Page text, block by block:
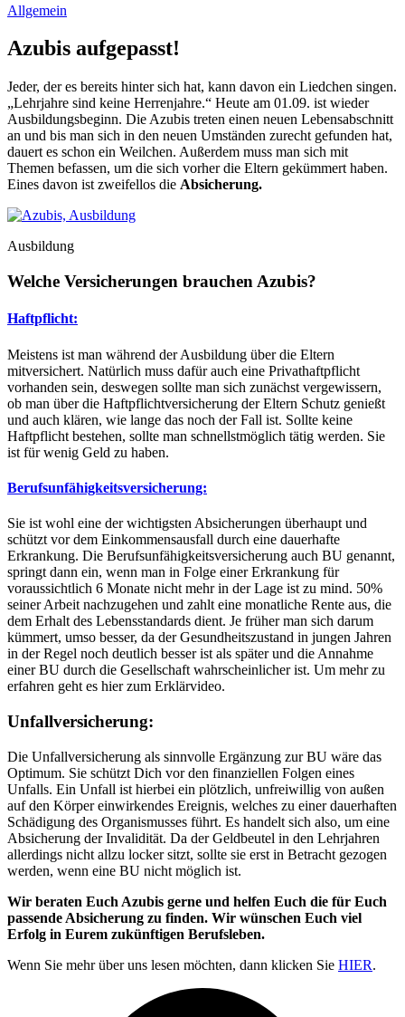
Allgemein
Azubis aufgepasst!
Jeder, der es bereits hinter sich hat, kann davon ein Liedchen singen.
„Lehrjahre sind keine Herrenjahre.“ Heute am 01.09. ist wieder
Ausbildungsbeginn. Die Azubis treten einen neuen Lebensabschnitt
an und bis man sich in den neuen Umständen zurecht gefunden hat,
dauert es schon ein Weilchen. Außerdem muss man sich mit
Themen befassen, um die sich vorher die Eltern gekümmert haben.
Eines davon ist zweifellos die Absicherung.
Ausbildung
Welche Versicherungen brauchen Azubis?
Haftpflicht:
Meistens ist man während der Ausbildung über die Eltern
mitversichert. Natürlich muss dafür auch eine Privathaftpflicht
vorhanden sein, deswegen sollte man sich zunächst vergewissern,
ob man über die Haftpflichtversicherung der Eltern Schutz genießt
und auch klären, wie lange das noch der Fall ist. Sollte keine
Haftpflicht bestehen, sollte man schnellstmöglich tätig werden. Sie
ist für wenig Geld zu haben.
Berufsunfähigkeitsversicherung:
Sie ist wohl eine der wichtigsten Absicherungen überhaupt und
schützt vor dem Einkommensausfall durch eine dauerhafte
Erkrankung. Die Berufsunfähigkeitsversicherung auch BU genannt,
springt dann ein, wenn man in Folge einer Erkrankung für
voraussichtlich 6 Monate nicht mehr in der Lage ist zu mind. 50%
seiner Arbeit nachzugehen und zahlt eine monatliche Rente aus, die
dem Erhalt des Lebensstandards dient. Je früher man sich darum
kümmert, umso besser, da der Gesundheitszustand in jungen Jahren
in der Regel noch deutlich besser ist als später und die Annahme
einer BU durch die Gesellschaft wahrscheinlicher ist. Um mehr zu
erfahren geht es hier zum Erklärvideo.
Unfallversicherung:
Die Unfallversicherung als sinnvolle Ergänzung zur BU wäre das
Optimum. Sie schützt Dich vor den finanziellen Folgen eines
Unfalls. Ein Unfall ist hierbei ein plötzlich, unfreiwillig von außen
auf den Körper einwirkendes Ereignis, welches zu einer dauerhaften
Schädigung des Organismusses führt. Es handelt sich also, um eine
Absicherung der Invalidität. Da der Geldbeutel in den Lehrjahren
allerdings nicht allzu locker sitzt, sollte sie erst in Betracht gezogen
werden, wenn eine BU nicht möglich ist.
Wir beraten Euch Azubis gerne und helfen Euch die für Euch
passende Absicherung zu finden. Wir wünschen Euch viel
Erfolg in Eurem zukünftigen Berufsleben.
Wenn Sie mehr über uns lesen möchten, dann klicken Sie HIER.